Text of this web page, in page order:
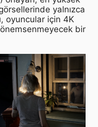
yalnızca
oyuncular için 4K
bir